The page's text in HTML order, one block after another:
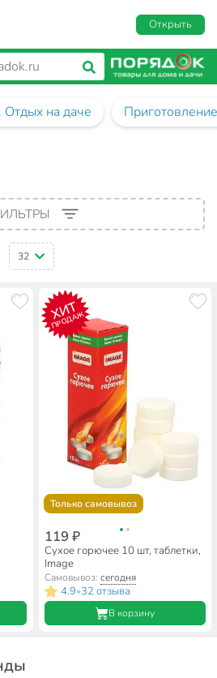
Открыть
Отдых на даче
32
ХИТ
ПРОДАЖ
Только самовывоз
119 ₽
Сухое горючее 10 шт, таблетки,
Image
Самовывоз: сегодня
4.9•32 отзыва
В корзину